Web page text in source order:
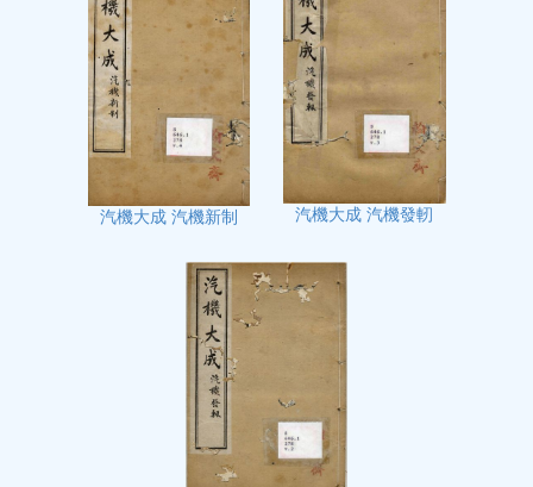
汽機大成 汽機新制 汽機大成 汽機發軔